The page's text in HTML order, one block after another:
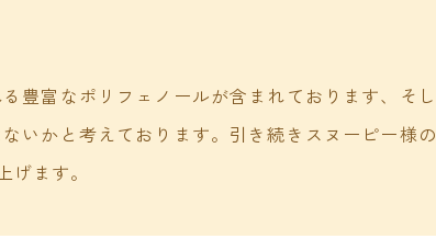
豊富なポリフェノールが含まれております、そし
いかと考えております。引き続きスヌーピー様の
ます。